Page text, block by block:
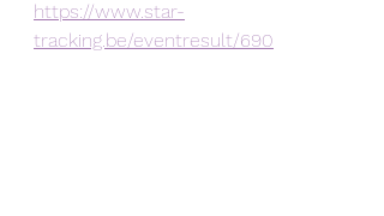
https://www.star-
tracking.be/eventresult/690